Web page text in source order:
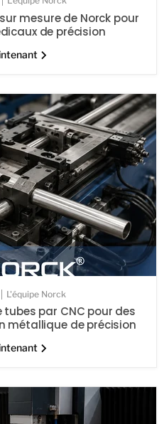
mesure de Norck pour
de précision
L'équipe Norck
par CNC pour des
métallique de précision